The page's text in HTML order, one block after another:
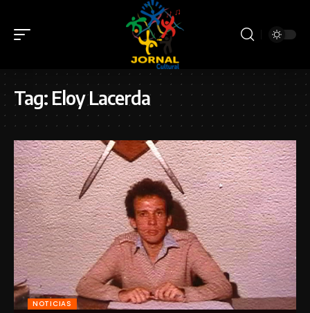
Tag: Eloy Lacerda
NOTICIAS